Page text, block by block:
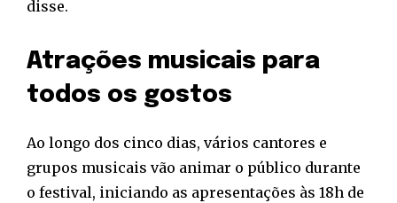
disse.
Atrações musicais para
todos os gostos
Ao longo dos cinco dias, vários cantores e
grupos musicais vão animar o público durante
o festival, iniciando as apresentações às 18h de